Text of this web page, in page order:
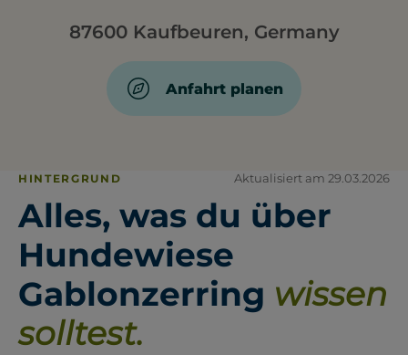
87600 Kaufbeuren, Germany
Anfahrt planen
HINTERGRUND Aktualisiert am 29.03.2026
Alles, was du über
Hundewiese
Gablonzerring wissen
solltest.